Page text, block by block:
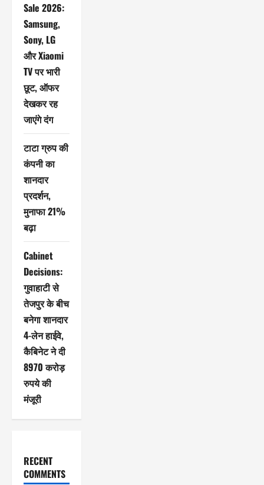
Sale 2026:
Samsung,
Sony, LG
और Xiaomi
TV पर भारी
छूट, ऑफर
देखकर रह
जाएंगे दंग
टाटा ग्रुप की
कंपनी का
शानदार
प्रदर्शन,
मुनाफा 21%
बढ़ा
Cabinet
Decisions:
गुवाहाटी से
तेजपुर के बीच
बनेगा शानदार
4-लेन हाईवे,
कैबिनेट ने दी
8970 करोड़
रुपये की
मंजूरी
RECENT
COMMENTS